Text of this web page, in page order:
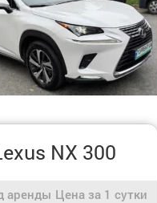
NX 300
аренды / Цена за 1 сутки
аренды Цена за 1 сутки